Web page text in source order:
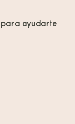
para ayudarte